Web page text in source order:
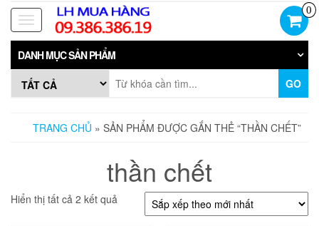
Skip
the
content
Toggle
navigation
0
DANH MỤC SẢN PHẨM
GO
TRANG CHỦ » SẢN PHẨM ĐƯỢC GẮN THẺ “THẦN CHẾT”
thần chết
Hiển thị tất cả 2 kết quả